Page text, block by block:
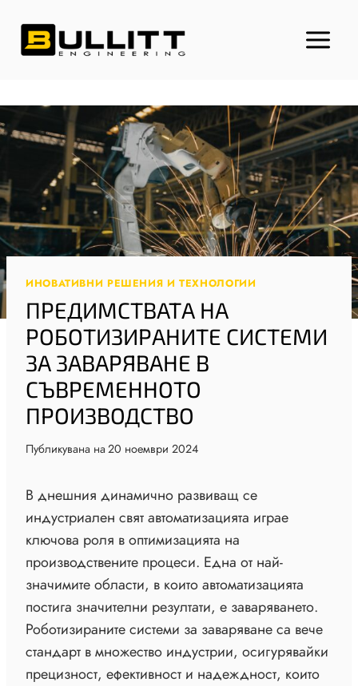
съдържанието
ИНОВАТИВНИ РЕШЕНИЯ И ТЕХНОЛОГИИ
ПРЕДИМСТВАТА НА
РОБОТИЗИРАНИТЕ СИСТЕМИ
ЗА ЗАВАРЯВАНЕ В
СЪВРЕМЕННОТО
ПРОИЗВОДСТВО
Публикувана на 20 ноември 2024
В днешния динамично развиващ се
индустриален свят автоматизацията играе
ключова роля в оптимизацията на
производствените процеси. Една от най-
значимите области, в които автоматизацията
постига значителни резултати, е заваряването.
Роботизираните системи за заваряване са вече
стандарт в множество индустрии, осигурявайки
прецизност, ефективност и надеждност, които